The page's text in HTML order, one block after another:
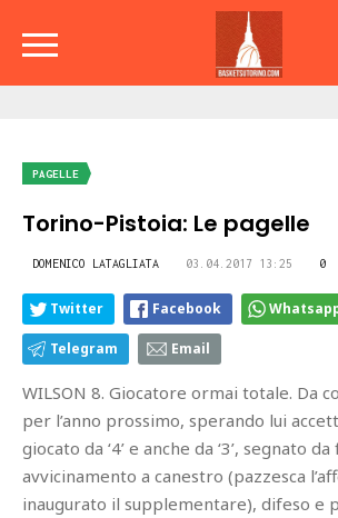
PAGELLE
Torino-Pistoia: Le pagelle
DOMENICO LATAGLIATA 03.04.2017 13:25 0
Twitter Facebook
Telegram Email
WILSON 8. Giocatore ormai totale. Da
per l’anno prossimo, sperando lui
giocato da ‘4’ e anche da ‘3’, segnato
avvicinamento a canestro (pazzesca
inaugurato il supplementare), difeso e